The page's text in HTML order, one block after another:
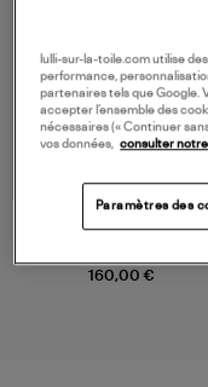
160,00 €
SAMSOE SAMSOE
lulli-sur-la-toile.com utilise
performance,
partenaires tels que Google.
accepter l’ensemble des
nécessaires (« Continuer
vos données, consulter
Paramètres des